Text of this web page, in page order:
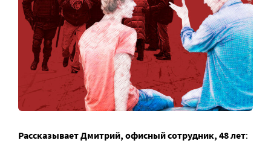
Рассказывает Дмитрий, офисный сотрудник, 48 лет: